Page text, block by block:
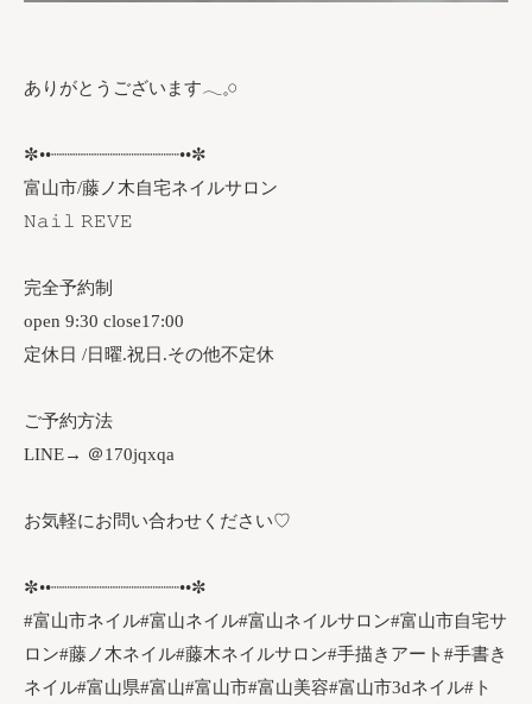
ありがとうございます𓂃𓈒𓏸︎︎︎︎
✼••┈┈┈┈┈┈┈┈┈┈┈┈••✼
富山市/藤ノ木自宅ネイルサロン
𝙽𝚊𝚒𝚕 𝚁𝙴𝚅𝙴
完全予約制
open 9:30 close17:00
定休日 /日曜.祝日.その他不定休
ご予約方法
LINE→ ＠170jqxqa
お気軽にお問い合わせください♡
✼••┈┈┈┈┈┈┈┈┈┈┈┈••✼
#富山市ネイル#富山ネイル#富山ネイルサロン#富山市自宅サ
ロン#藤ノ木ネイル#藤木ネイルサロン#手描きアート#手書き
ネイル#富山県#富山#富山市#富山美容#富山市3dネイル#ト